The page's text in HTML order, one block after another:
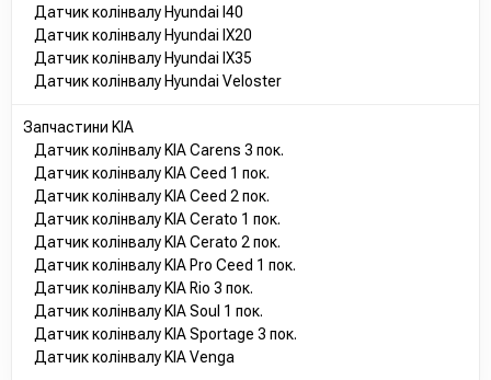
Датчик колінвалу Hyundai I40
Датчик колінвалу Hyundai IX20
Датчик колінвалу Hyundai IX35
Датчик колінвалу Hyundai Veloster
Запчастини KIA
Датчик колінвалу KIA Carens 3 пок.
Датчик колінвалу KIA Ceed 1 пок.
Датчик колінвалу KIA Ceed 2 пок.
Датчик колінвалу KIA Cerato 1 пок.
Датчик колінвалу KIA Cerato 2 пок.
Датчик колінвалу KIA Pro Ceed 1 пок.
Датчик колінвалу KIA Rio 3 пок.
Датчик колінвалу KIA Soul 1 пок.
Датчик колінвалу KIA Sportage 3 пок.
Датчик колінвалу KIA Venga